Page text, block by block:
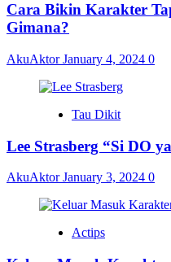
Cara Bikin Karakter
Gimana?
AkuAktorJanuary 4, 2024 0
Tau Dikit
Lee Strasberg “Si DO
AkuAktorJanuary 3, 2024 0
Actips